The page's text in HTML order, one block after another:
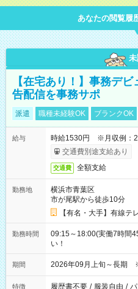
あなたの閲覧履
【在宅あり！】事務デ
告配信を事務サポ
派遣 職種未経験OK ブランクOK
給与
時給1530円 ※月収例：
交通費別途支給あり
交通費 全額支給
勤務地
横浜市青葉区
市が尾駅から徒歩10分
【有名・大手】有線
勤務時間
09:15～18:00(実働7時間
い！
期間 2026年09月上旬～長期
特徴 履歴書不要 / 服装自由 /